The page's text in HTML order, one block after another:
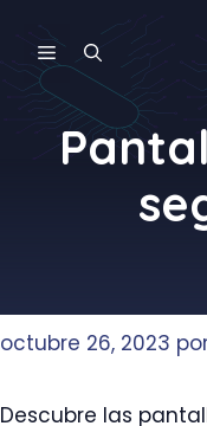
contenido
MENÚ
octubre 26, 2023
Descubre las